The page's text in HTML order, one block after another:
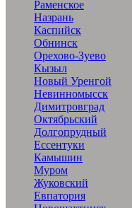
Раменское
Назрань
Каспийск
Обнинск
Орехово-Зуево
Кызыл
Новый Уренгой
Невинномысск
Димитровград
Октябрьский
Долгопрудный
Ессентуки
Камышин
Муром
Жуковский
Евпатория